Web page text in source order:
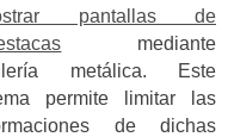
pantallas de
mediante
metálica. Este
permite limitar las
de dichas